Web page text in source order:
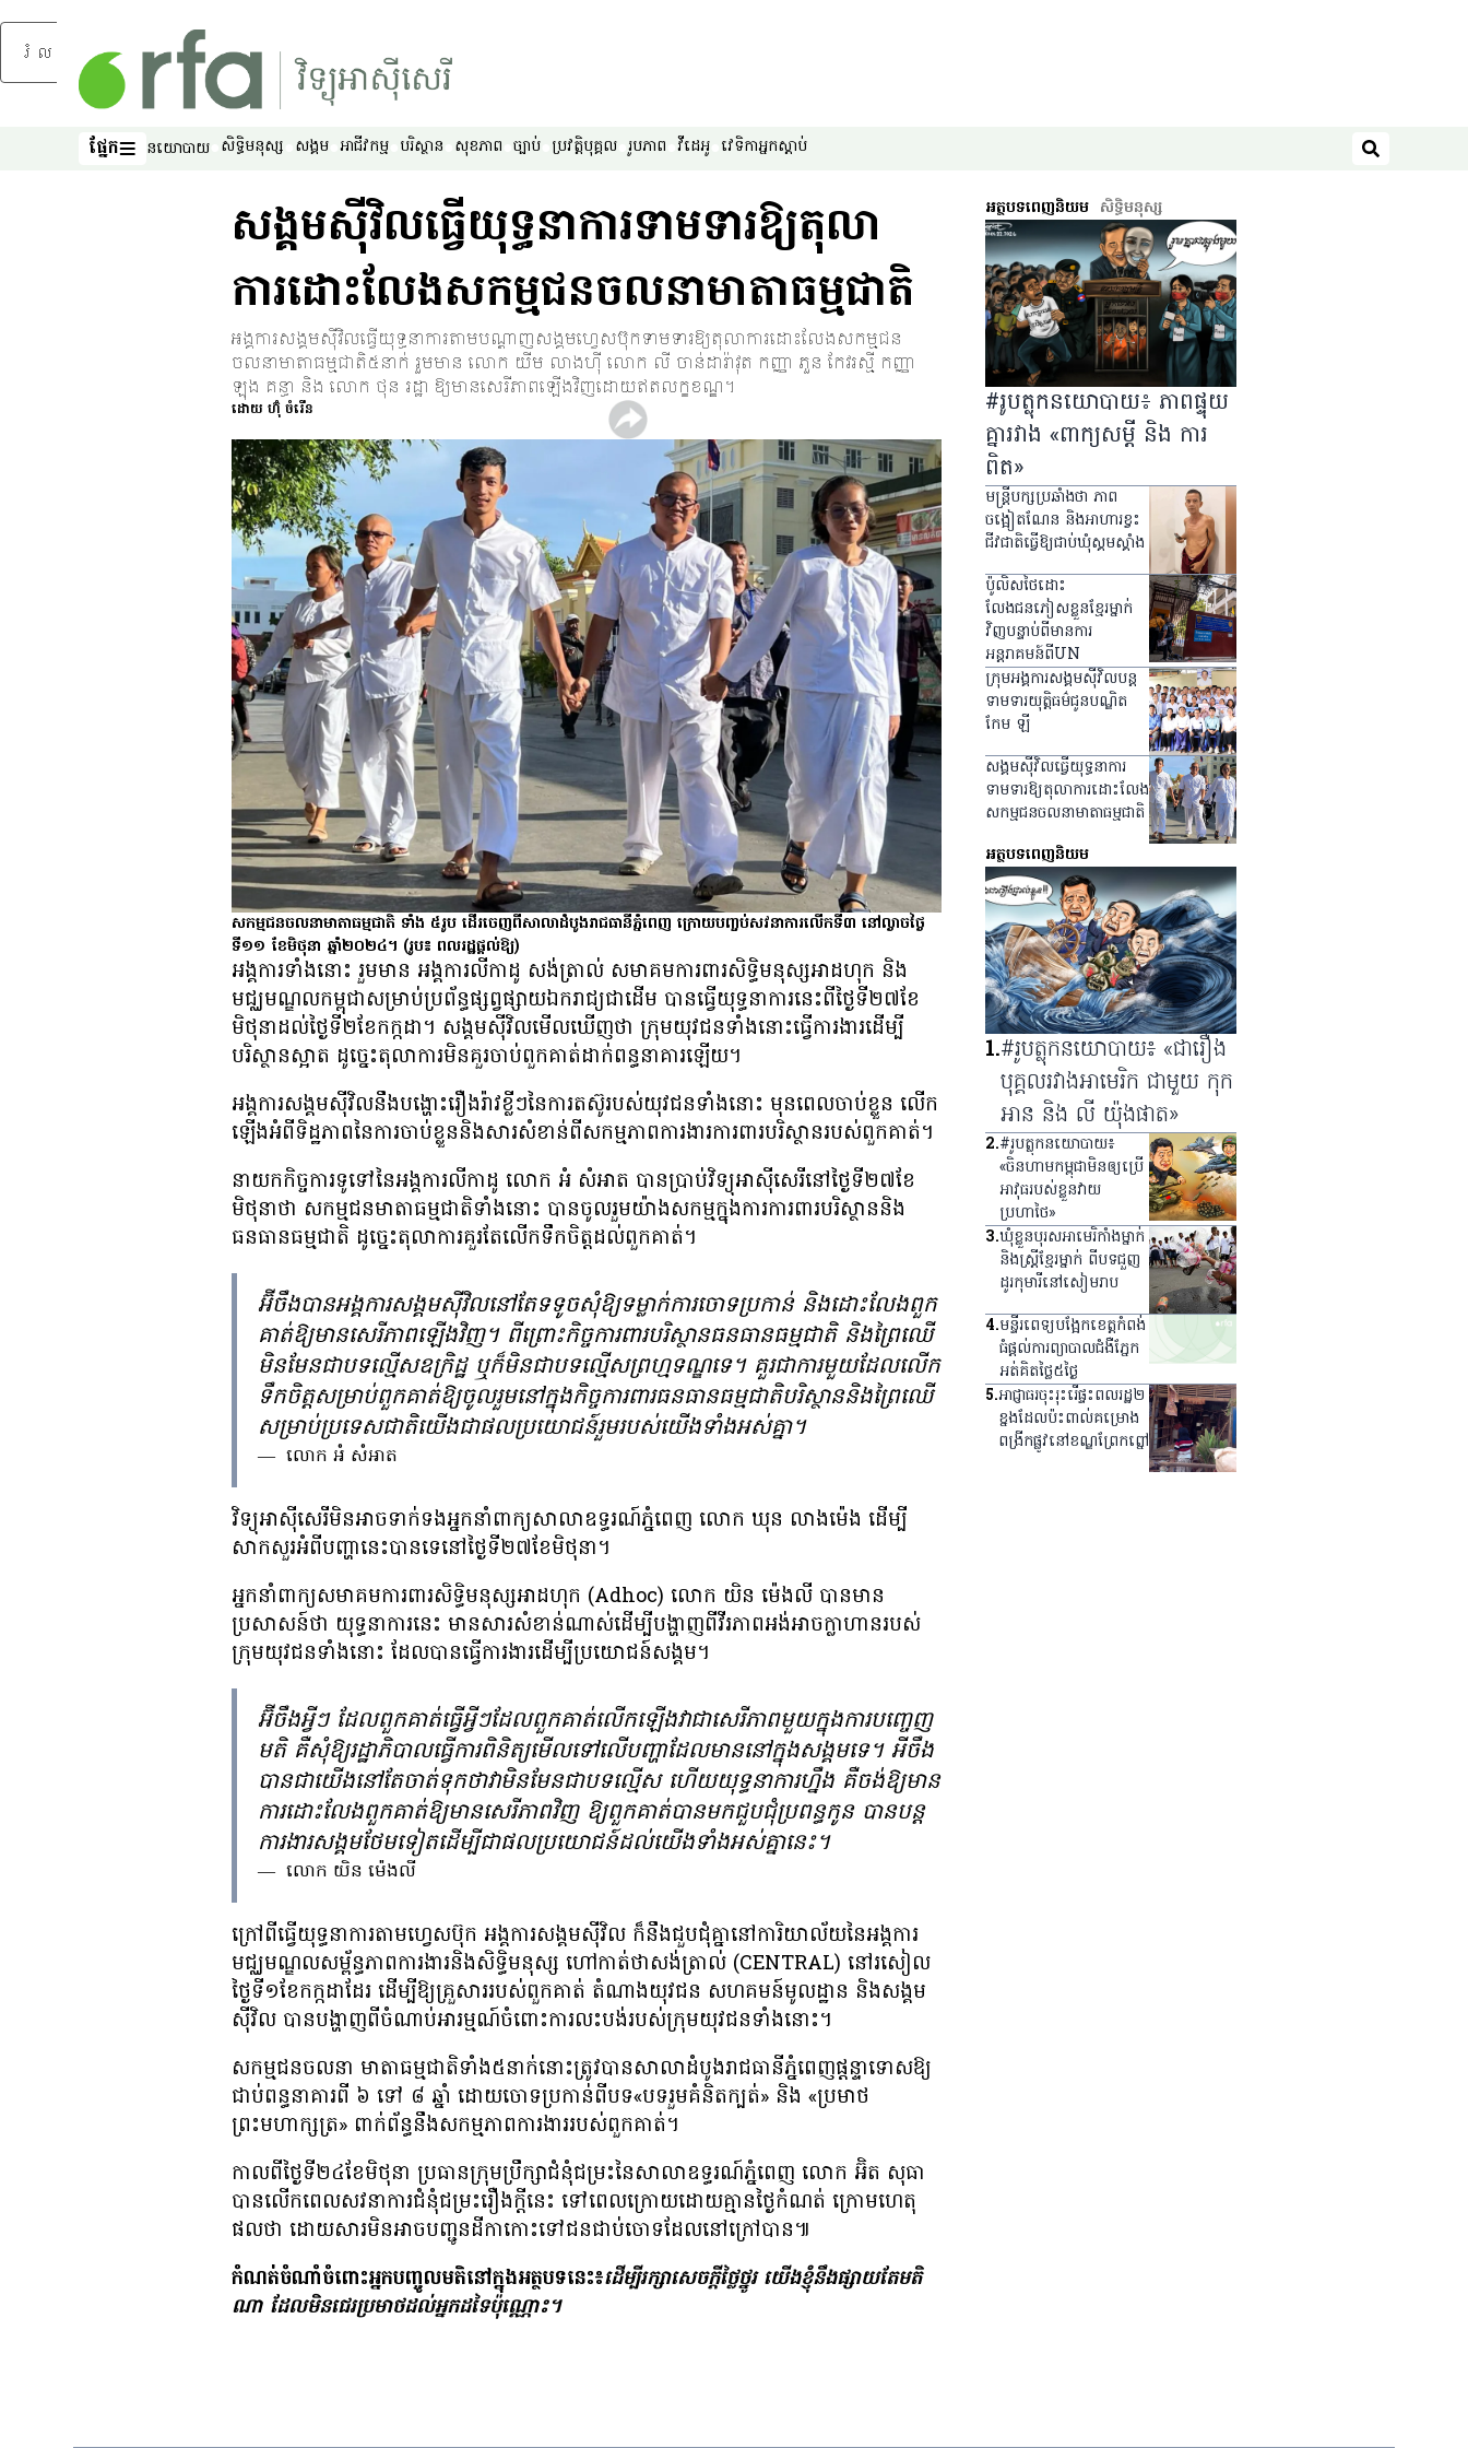
រំលងទៅមាតិកាចម្បង
ផ្នែក
ផ្នែក នយោបាយ សិទ្ធិ​មនុស្ស សង្គម អាជីវកម្ម បរិស្ថាន សុខភាព ច្បាប់ ប្រវត្តិបុគ្គល រូបភាព វីដេអូ វេទិកា​អ្នក​ស្ដាប់
ស្វែងរក
សង្គមស៊ីវិលធ្វើយុទ្ធនាការទាមទារឱ្យតុលា
ការដោះលែងសកម្មជនចលនាមាតាធម្មជាតិ
អង្គការសង្គមស៊ីវិលធ្វើយុទ្ធនាការតាមបណ្ដាញសង្គមហ្វេសប៊ុកទាមទារឱ្យតុលាការដោះលែងសកម្មជន
ចលនាមាតាធម្មជាតិ៥នាក់ រួមមាន លោក យីម លាងហ៊ី លោក លី ចាន់ដារ៉ាវុត កញ្ញា ភួន កែវរស្មី កញ្ញា
ឡុង គន្ធា និង លោក ថុន រដ្ឋា ឱ្យមានសេរីភាពឡើងវិញដោយឥតលក្ខខណ្ឌ។
ដោយ ហ៊ុំ ចំរើន
សកម្មជន​ចលនា​មាតា​ធម្មជាតិ ទាំង ៥រូប ដើរចេញ​ពី​សាលាដំបូង​រាជធានី​ភ្នំពេញ ក្រោយ​បញ្ចប់សវនាការ​លើក​ទី៣ នៅ​ល្ងាច​ថ្ងៃ​
ទី១១ ខែមិថុនា ឆ្នាំ២០២៤។ (រូប៖ ពលរដ្ឋផ្ដល់ឱ្យ)
អង្គការ​ទាំង​នោះ រួម​មាន អង្គការ​លីកាដូ សង់ត្រាល់ សមាគម​ការពារ​សិទ្ធិ​មនុស្ស​អាដហុក​ និង​
មជ្ឈមណ្ឌល​កម្ពុជា​សម្រាប់​ប្រព័ន្ធ​ផ្សព្វផ្សាយ​ឯករាជ្យ​ជា​ដើម​ បាន​ធ្វើ​យុទ្ធនាការ​នេះ​ពី​ថ្ងៃ​ទី​២៧​ខែ​
មិថុនា​ដល់​ថ្ងៃ​ទី​២​ខែ​កក្កដា។ សង្គម​ស៊ីវិល​មើល​ឃើញ​ថា ​ក្រុម​យុវជន​ទាំង​នោះ​ធ្វើ​ការងារ​ដើម្បី​
បរិស្ថាន​ស្អាត​ ដូច្នេះ​តុលាការ​មិន​គួរ​ចាប់​ពួកគាត់​ដាក់​ពន្ធនាគារ​ឡើយ​។
អង្គការ​សង្គម​ស៊ីវិល​នឹង​បង្ហោះ​រឿង​រ៉ាវ​ខ្លីៗ​នៃ​ការ​តស៊ូ​របស់​យុវជន​ទាំង​នោះ​ មុន​ពេល​ចាប់ខ្លួន ​លើក
ឡើង​អំពី​ទិដ្ឋភាព​នៃ​ការ​ចាប់​ខ្លួន​និង​សារសំខាន់​ពី​សកម្មភាព​ការងារ​ការពារ​បរិស្ថាន​របស់​ពួកគាត់។
នាយក​កិច្ចការ​ទូទៅ​នៃ​អង្គការ​លីកាដូ លោក​ អំ សំអាត បាន​ប្រាប់​វិទ្យុ​អាស៊ី​សេរី​នៅ​ថ្ងៃ​ទី​២៧​ខែ​
មិថុនា​ថា សកម្មជន​មាតា​ធម្មជាតិ​ទាំង​នោះ បាន​ចូល​រួម​យ៉ាង​សកម្ម​ក្នុង​ការ​ការពារ​បរិស្ថាន​និង​
ធនធាន​ធម្មជាតិ ដូច្នេះ​តុលាការ​គួរតែ​លើក​ទឹក​ចិត្ត​ដល់​ពួកគាត់​។
អ៊ីចឹង​បាន​អង្គការ​សង្គម​ស៊ីវិល​នៅ​តែ​ទទូច​សុំ​ឱ្យ​ទម្លាក់​ការ​ចោទ​ប្រកាន់​ និង​ដោះលែង​ពួក
គាត់​ឱ្យ​មាន​សេរីភាព​ឡើង​វិញ​។ ពី​ព្រោះ​កិច្ចការពារ​បរិស្ថាន​ធនធាន​ធម្មជាតិ​ និង​ព្រៃឈើ​
មិន​មែន​ជា​បទ​ល្មើស​ឧក្រិដ្ឋ​ ឬ​ក៏​មិន​ជា​បទល្មើស​ព្រហ្មទណ្ឌ​ទេ​។ គួរ​ជា​ការ​មួយ​ដែល​លើក​
ទឹក​ចិត្ត​សម្រាប់​ពួកគាត់​​ឱ្យ​ចូល​រួម​នៅ​ក្នុង​កិច្ច​ការពារ​ធនធាន​ធម្មជាតិ​បរិស្ថាន​និង​ព្រៃឈើ​
សម្រាប់​​ប្រទេស​ជាតិ​យើង​ជា​ផល​ប្រយោជន៍​រួម​​របស់​យើង​ទាំង​អស់​គ្នា​។
— លោក អំ សំអាត
វិទ្យុ​អាស៊ី​សេរី​មិន​អាច​ទាក់​ទង​អ្នក​នាំ​ពាក្យ​សាលាឧទ្ធរណ៍​ភ្នំពេញ​ លោក ឃុន លាងម៉េង ដើម្បី​
សាកសួរ​អំពី​បញ្ហា​នេះ​បាន​ទេ​​នៅ​ថ្ងៃ​ទី​២៧​ខែ​មិថុនា។
អ្នក​នាំ​ពាក្យ​សមាគម​ការពារ​សិទ្ធិមនុស្ស​អាដហុក (Adhoc) លោក យិន ម៉េងលី បាន​មាន​
ប្រសាសន៍​ថា យុទ្ធនាការ​នេះ មាន​សារសំខាន់​ណាស់​ដើម្បី​បង្ហាញ​ពី​វីរភាព​អង់អាច​ក្លាហាន​របស់​
ក្រុម​យុវជន​ទាំង​នោះ ​ដែល​បាន​ធ្វើ​ការងារ​ដើម្បី​ប្រយោជន៍​សង្គម។
អ៊ីចឹង​អ្វីៗ ដែល​ពួកគាត់​ធ្វើ​អ្វីៗ​ដែល​ពួកគាត់​លើក​ឡើង​វា​ជា​សេរីភាព​មួយ​ក្នុង​ការ​បញ្ចេញ​
មតិ គឺ​សុំ​ឱ្យ​រដ្ឋាភិបាល​ធ្វើ​ការ​ពិនិត្យ​មើល​ទៅ​លើ​បញ្ហា​ដែល​មាន​នៅ​ក្នុង​សង្គម​ទេ​។​ អីចឹង​
បាន​ជា​យើង​នៅ​តែ​ចាត់​ទុក​​ថា​វា​មិន​មែន​ជា​បទ​ល្មើស​ ហើយ​យុទ្ធនាការ​ហ្នឹង គឺ​ចង់​ឱ្យ​​មាន​
ការ​ដោះលែង​ពួកគាត់​ឱ្យ​មាន​សេរីភាព​វិញ​ ឱ្យ​ពួកគាត់​បាន​មក​ជួប​ជុំ​ប្រពន្ធ​កូន​ បាន​បន្ត​
ការងារ​សង្គម​ថែម​ទៀត​ដើម្បី​ជា​ផល​ប្រយោជន៍​ដល់​យើង​ទាំង​អស់​គ្នា​នេះ​។
— លោក យិន ម៉េងលី
ក្រៅ​ពី​ធ្វើ​យុទ្ធនាការ​តាម​ហ្វេសប៊ុក អង្គការ​សង្គម​ស៊ីវិល ក៏​នឹង​ជួប​ជុំ​គ្នា​នៅ​ការិយាល័យ​នៃ​អង្គការ
មជ្ឈមណ្ឌល​សម្ព័ន្ធភាព​ការងារ​និង​សិទ្ធិមនុស្ស ហៅ​កាត់​ថា​សង់​ត្រាល់ (CENTRAL) នៅ​រសៀល​
ថ្ងៃ​ទី​១​ខែ​កក្កដា​ដែរ ដើម្បី​ឱ្យ​គ្រួសារ​របស់​ពួកគាត់ តំណាង​យុវជន សហគមន៍​មូលដ្ឋាន​ និង​សង្គម​
ស៊ីវិល​ បាន​បង្ហាញ​ពី​ចំណាប់​អារម្មណ៍​ចំពោះ​ការ​លះបង់​របស់​ក្រុម​យុវជន​ទាំង​នោះ។
សកម្មជនចលនា មាតា​ធម្ម​ជាតិ​ទាំង​៥​នាក់​នោះ​ត្រូវ​បាន​សាលាដំបូង​រាជធានី​ភ្នំពេញ​ផ្ដន្ទាទោស​ឱ្យ​
ជាប់​ពន្ធនាគារ​ពី ៦ ទៅ ៨ ឆ្នាំ​ ដោយ​ចោទ​ប្រកាន់​ពី​បទ​«បទ​រួម​គំនិត​ក្បត់» និង «ប្រមាថ​
ព្រះមហាក្សត្រ» ពាក់ព័ន្ធ​នឹង​សកម្មភាព​ការងារ​របស់​ពួកគាត់។
កាល​ពី​ថ្ងៃ​ទី​២៤​ខែ​មិថុនា ប្រធាន​ក្រុមប្រឹក្សា​ជំនុំជម្រះ​នៃ​សាលាឧទ្ធរណ៍​ភ្នំពេញ លោក អ៊ិត សុធា
បាន​លើក​ពេល​សវនាការ​ជំនុំ​ជម្រះរឿងក្ដី​នេះ​ ទៅ​ពេល​ក្រោយ​ដោយ​គ្មាន​ថ្ងៃ​កំណត់ ​ក្រោម​ហេតុ​
ផល​ថា ដោយសារ​មិន​អាច​បញ្ជូន​ដីកា​កោះ​ទៅ​ជន​ជាប់ចោទ​ដែល​នៅ​ក្រៅ​បាន៕
កំណត់​ចំណាំ​ចំពោះ​អ្នក​បញ្ចូល​មតិ​នៅ​ក្នុង​អត្ថបទ​នេះ៖ដើម្បី​រក្សា​សេចក្ដី​ថ្លៃថ្នូរ យើង​ខ្ញុំ​នឹង​ផ្សាយ​តែ​មតិ​
ណា ដែល​មិន​ជេរ​ប្រមាថ​ដល់​អ្នក​ដទៃ​ប៉ុណ្ណោះ។
អត្ថបទពេញនិយម សិទ្ធិ​មនុស្ស
#រូបត្លុកនយោបាយ៖ ភាពផ្ទុយ
គ្នារវាង «ពាក្យសម្ដី និង ការ
ពិត»
មន្ត្រីបក្សប្រឆាំងថា ភាព
ចង្អៀតណែន និងអាហារខ្វះ
ជីវជាតិធ្វើឱ្យជាប់ឃុំស្គមស្គាំង
ប៉ូលិសថៃដោះ
លែងជនភៀសខ្លួនខ្មែរម្នាក់
វិញបន្ទាប់ពីមានការ
អន្តរាគមន៍ពីUN
ក្រុមអង្គការសង្គមស៊ីវិលបន្ត
ទាមទារយុត្តិធម៌ជូនបណ្ឌិត
កែម ឡី
សង្គមស៊ីវិលធ្វើយុទ្ធនាការ
ទាមទារឱ្យតុលាការដោះលែង
សកម្មជនចលនាមាតាធម្មជាតិ
អត្ថបទពេញនិយម
1.#រូបត្លុកនយោបាយ៖ «ជារឿង
បុគ្គលរវាងអាមេរិក ជាមួយ កុក
អាន និង លី យ៉ុងផាត»
2.#រូបត្លុកនយោបាយ៖
«ចិនហាមកម្ពុជាមិនឲ្យប្រើ
អាវុធរបស់ខ្លួនវាយ
ប្រហាថៃ»
3.ឃុំ​ខ្លួន​បុរស​អាមេរិកាំង​ម្នាក់
និង​ស្ត្រី​ខ្មែរ​ម្នាក់ ពី​បទ​ជួញ​
ដូរ​កុមារី​នៅ​សៀមរាប
4.មន្ទីរពេទ្យ​បង្អែក​ខេត្ត​កំពង់
ធំ​ផ្ដល់​ការ​ព្យាបាល​ជំងឺ​ភ្នែក​
អត់​គិត​ថ្លៃ​៥​ថ្ងៃ
5.អាជ្ញាធរ​ចុះ​រុះរើ​ផ្ទះ​ពលរដ្ឋ​២​
ខ្នង​ដែល​ប៉ះពាល់​គម្រោង​
ពង្រីក​ផ្លូវ​នៅ​ខណ្ឌ​ព្រែកព្នៅ